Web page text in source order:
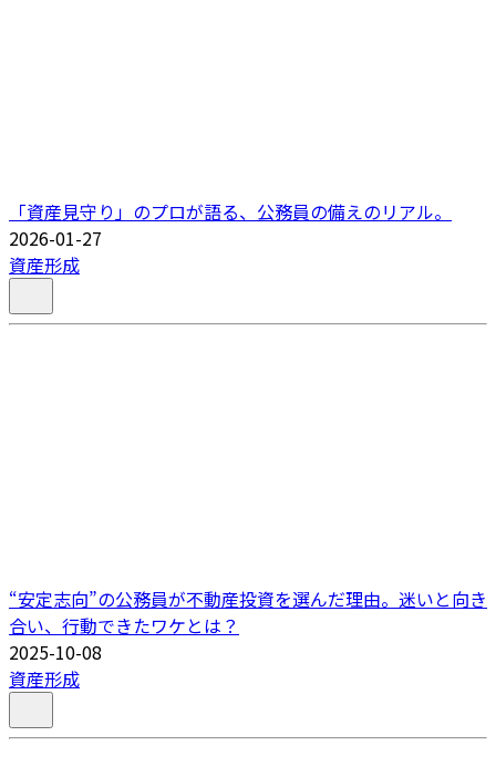
「資産見守り」のプロが語る、公務員の備えのリアル。
2026-01-27
資産形成
“安定志向”の公務員が不動産投資を選んだ理由。迷いと向き
合い、行動できたワケとは？
2025-10-08
資産形成